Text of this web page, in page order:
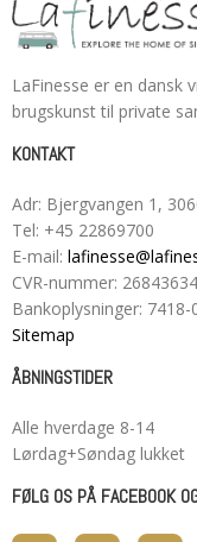
LaFinesse er en dansk
brugskunst til private
KONTAKT
Adr: Bjergvangen 1 ,
Tel: +45 22869700
E-mail:
CVR-nummer: 26843634
Bankoplysninger: 7418-
Sitemap
ÅBNINGSTIDER
Alle hverdage 8-14
Lørdag+Søndag lukket
FØLG OS PÅ FACEBOOK